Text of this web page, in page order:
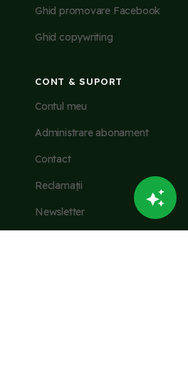
Ghid promovare Facebook
Ghid copywriting
CONT & SUPORT
Contul meu
Administrare abonament
Contact
Reclamații
Newsletter